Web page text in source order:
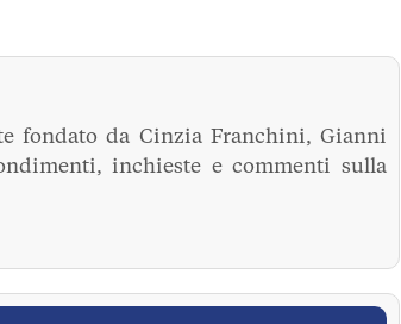
fondato da Cinzia Franchini, Gianni
inchieste e commenti sulla